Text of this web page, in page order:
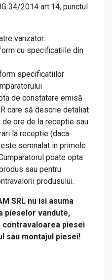
34/2014 art.14, punctul
vanzator:
cu specificatiile din
specificatiilor
de constatare emisă
care să descrie detaliat
ore de la receptie sau
la receptie (daca
semnalat in primele
poate opta
sau pentru
produsului.
SRL nu isi asuma
pieselor vandute,
contravaloarea piesei
sau montajul piesei!